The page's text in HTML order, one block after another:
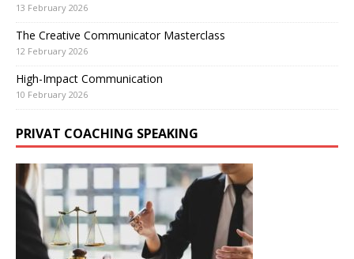
13 February 2026
The Creative Communicator Masterclass
12 February 2026
High-Impact Communication
10 February 2026
PRIVAT COACHING SPEAKING